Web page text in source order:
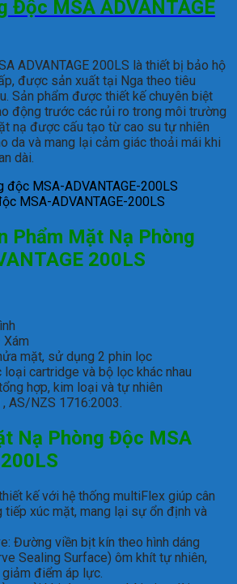
Độc MSA ADVANTAGE
ADVANTAGE 200LS là thiết bị bảo hộ
được sản xuất tại Nga theo tiêu
Sản phẩm được thiết kế chuyên biệt
động trước các rủi ro trong môi trường
nạ được cấu tạo từ cao su tự nhiên
da và mang lại cảm giác thoải mái khi
dài.
MSA-ADVANTAGE-200LS
Phẩm Mặt Nạ Phòng
200LS
Xám
mặt, sử dụng 2 phin lọc
cartridge và bộ lọc khác nhau
hợp, kim loại và tự nhiên
AS/NZS 1716:2003.
Nạ Phòng Độc MSA
kế với hệ thống multiFlex giúp cân
tiếp xúc mặt, mang lại sự ổn định và
Đường viền bịt kín theo hình dáng
Sealing Surface) ôm khít tự nhiên,
điểm áp lực.